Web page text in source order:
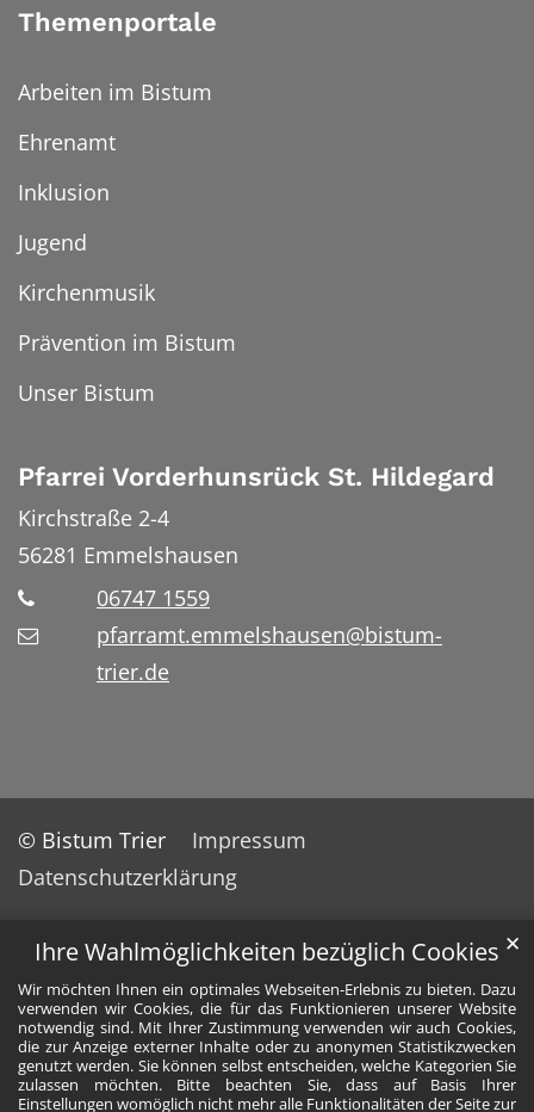
Ihre Wahlmöglichkeiten bezüglich Cookies
Wir möchten Ihnen ein optimales Webseiten-Erlebnis zu bieten. Dazu
verwenden wir Cookies, die für das Funktionieren unserer Website
notwendig sind. Mit Ihrer Zustimmung verwenden wir auch Cookies,
die zur Anzeige externer Inhalte oder zu anonymen Statistikzwecken
genutzt werden. Sie können selbst entscheiden, welche Kategorien Sie
zulassen möchten. Bitte beachten Sie, dass auf Basis Ihrer
Einstellungen womöglich nicht mehr alle Funktionalitäten der Seite zur
✕
Themenportale
Arbeiten im Bistum
Ehrenamt
Inklusion
Jugend
Kirchenmusik
Prävention im Bistum
Unser Bistum
Pfarrei Vorderhunsrück St. Hildegard
Kirchstraße 2-4
56281 Emmelshausen
06747 1559
pfarramt.emmelshausen@bistum-
trier.de
© Bistum Trier
Impressum
Datenschutzerklärung